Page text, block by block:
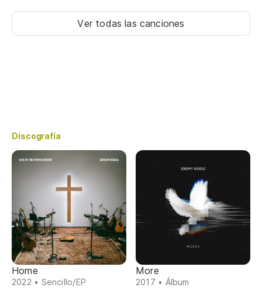
Ver todas las canciones
Discografía
Home
2022 • Sencillo/EP
More
2017 • Álbum